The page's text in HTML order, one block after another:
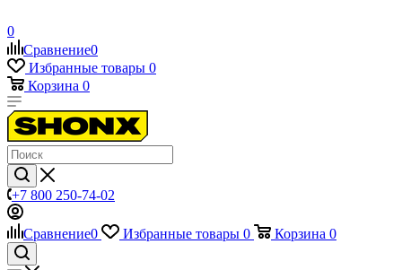
0
Сравнение0
Избранные товары 0
Корзина 0
+7 800 250-74-02
Сравнение0 Избранные товары 0 Корзина 0